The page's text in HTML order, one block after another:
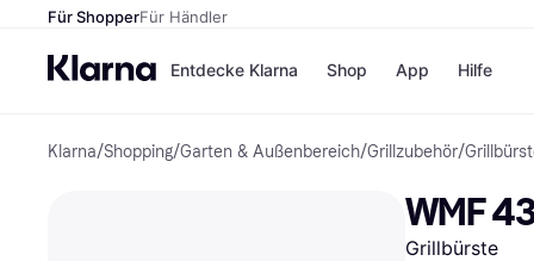
Für ShopperFür Händler
Entdecke Klarna
Zahlungsmethoden
Sofort bezahlen
Bezahle in 3
Teilzahlungen
Shop
Shops
H&M
Temu
App Hilfe
Klarna/Shopping/Garten & Außenbereich/Grillzubehör/
WMF
Grillbürste